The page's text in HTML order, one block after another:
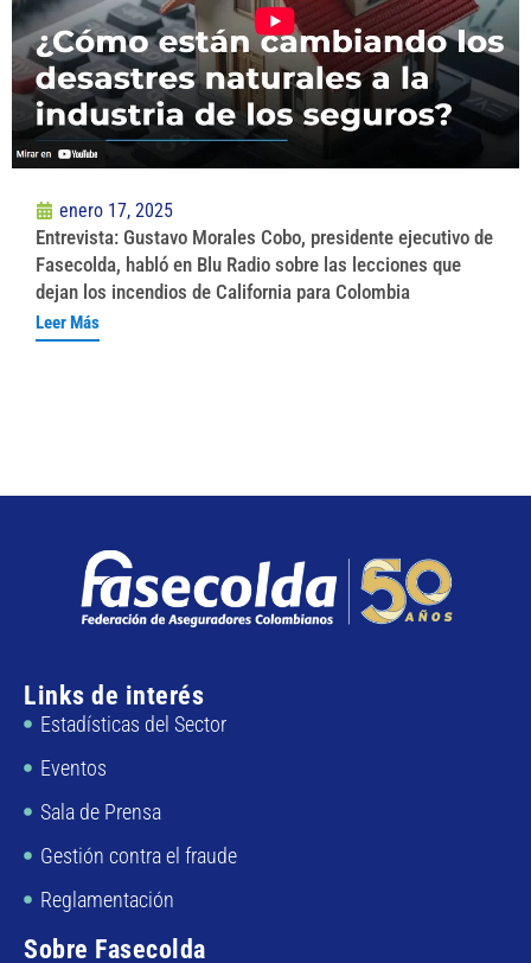
enero 17, 2025
Entrevista: Gustavo Morales Cobo, presidente ejecutivo de
Fasecolda, habló en Blu Radio sobre las lecciones que
dejan los incendios de California para Colombia
Leer Más
Links de interés
Estadísticas del Sector
Eventos
Sala de Prensa
Gestión contra el fraude
Reglamentación
Sobre Fasecolda